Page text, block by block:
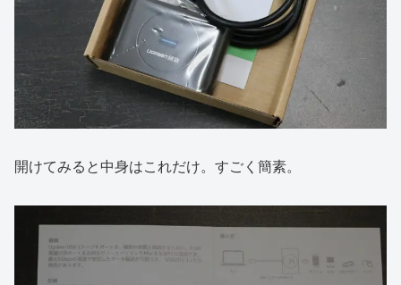
開けてみると中身はこれだけ。すごく簡素。